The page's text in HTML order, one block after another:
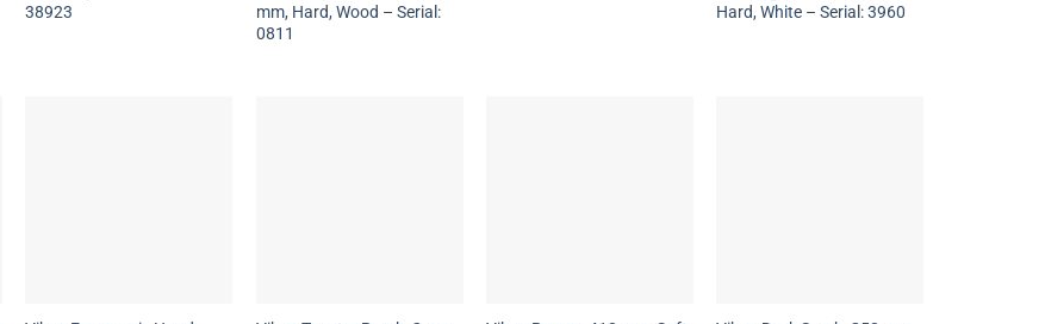
38923
mm, Hard, Wood – Serial:
0811
Hard, White – Serial: 3960